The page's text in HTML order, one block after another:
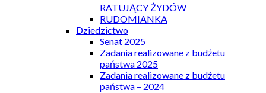
RATUJĄCY ŻYDÓW
RUDOMIANKA
Dziedzictwo
Senat 2025
Zadania realizowane z budżetu
państwa 2025
Zadania realizowane z budżetu
państwa – 2024